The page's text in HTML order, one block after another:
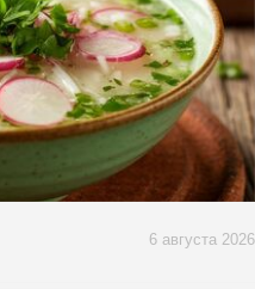
6 августа 2026